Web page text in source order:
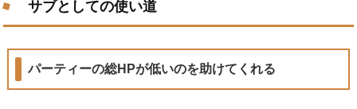
サブとしての使い道
パーティーの総HPが低いのを助けてくれる